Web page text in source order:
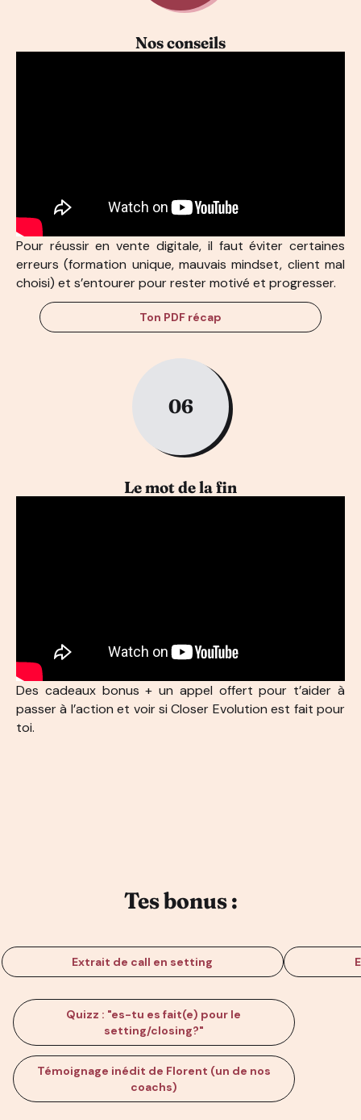
Nos conseils
Pour réussir en vente digitale, il faut éviter certaines
erreurs (formation unique, mauvais mindset, client mal
choisi) et s’entourer pour rester motivé et progresser.
Ton PDF récap
06
Le mot de la fin
Des cadeaux bonus + un appel offert pour t’aider à
passer à l’action et voir si Closer Evolution est fait pour
toi.
Tes bonus :
Quizz : "es-tu es fait(e) pour le
setting/closing?"
Témoignage inédit de Florent (un de nos
coachs)
Extrait de call en setting